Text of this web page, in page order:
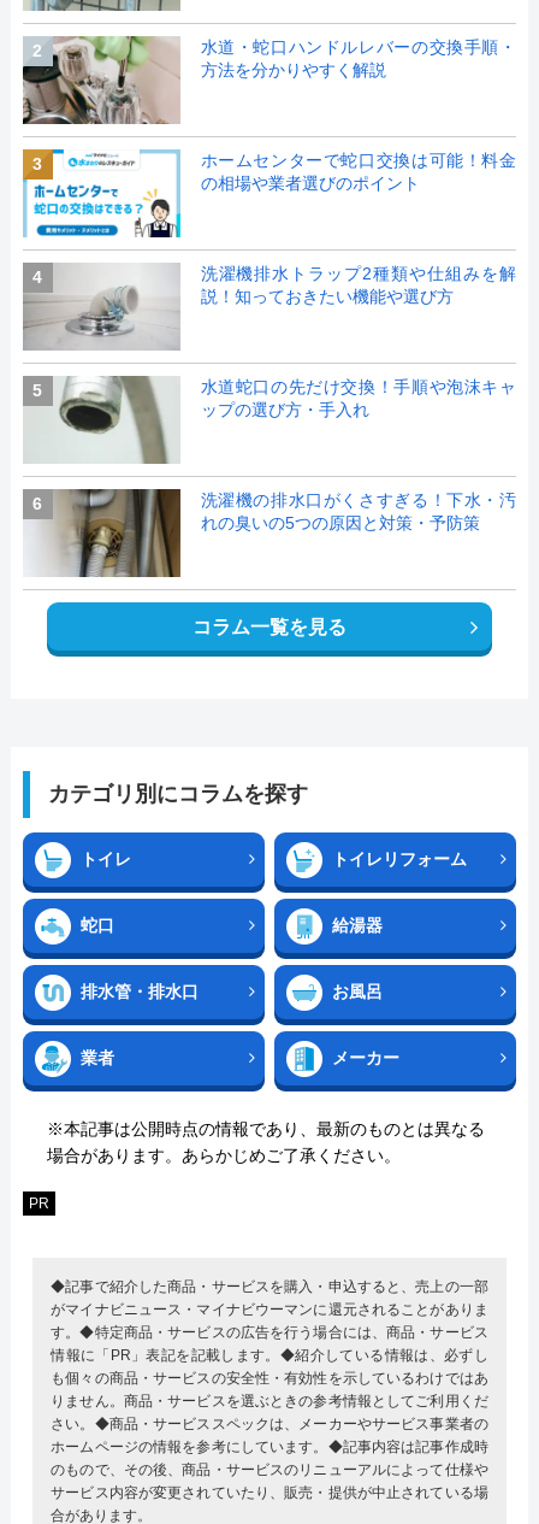
2
水道・蛇口ハンドルレバーの交換手順・
方法を分かりやすく解説
3
ホームセンターで蛇口交換は可能！料金
の相場や業者選びのポイント
4
洗濯機排水トラップ2種類や仕組みを解
説！知っておきたい機能や選び方
5
水道蛇口の先だけ交換！手順や泡沫キャ
ップの選び方・手入れ
6
洗濯機の排水口がくさすぎる！下水・汚
れの臭いの5つの原因と対策・予防策
コラム一覧を見る
カテゴリ別にコラムを探す
トイレ トイレリフォーム
蛇口 給湯器
排水管・排水口 お風呂
業者 メーカー
※本記事は公開時点の情報であり、最新のものとは異なる
場合があります。あらかじめご了承ください。
PR
◆記事で紹介した商品・サービスを購入・申込すると、売上の一部
がマイナビニュース・マイナビウーマンに還元されることがありま
す。◆特定商品・サービスの広告を行う場合には、商品・サービス
情報に「PR」表記を記載します。◆紹介している情報は、必ずし
も個々の商品・サービスの安全性・有効性を示しているわけではあ
りません。商品・サービスを選ぶときの参考情報としてご利用くだ
さい。◆商品・サービススペックは、メーカーやサービス事業者の
ホームページの情報を参考にしています。◆記事内容は記事作成時
のもので、その後、商品・サービスのリニューアルによって仕様や
サービス内容が変更されていたり、販売・提供が中止されている場
合があります。